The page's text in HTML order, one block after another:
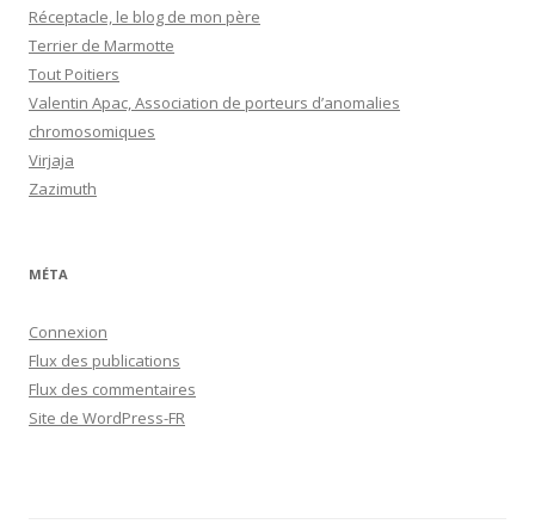
Réceptacle, le blog de mon père
Terrier de Marmotte
Tout Poitiers
Valentin Apac, Association de porteurs d’anomalies
chromosomiques
Virjaja
Zazimuth
MÉTA
Connexion
Flux des publications
Flux des commentaires
Site de WordPress-FR